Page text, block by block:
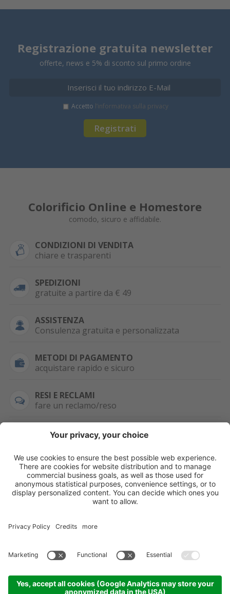
Registrazione gratuita newsletter
offerte, news e 5% di sconto sul primo ordine
Registrati
Accetto l’informativa sulla privacy
Colorificio Online e Homestore
comodo, sicuro e affidabile.
CONDIZIONI DI VENDITA
chiare e trasparenti
SPEDIZIONI
gratuite a partire da € 49
ASSISTENZA
Consulenza gratuita e personalizzata
METODI DI PAGAMENTO
acquistare rapido e sicuro
RESI E RECLAMI
fare un reclamo/reso
SEMPRE DISPONIBILE
0471 506798
WHATSAPP
+39 376 2951129
Credits
Sitemap Informativa privacy
Impostazioni cookie
Partner
Come arrivare
HAI LA PARTITA
IVA?
Per ordini, offerte,
prezzi speciali e
ulteriori articoli